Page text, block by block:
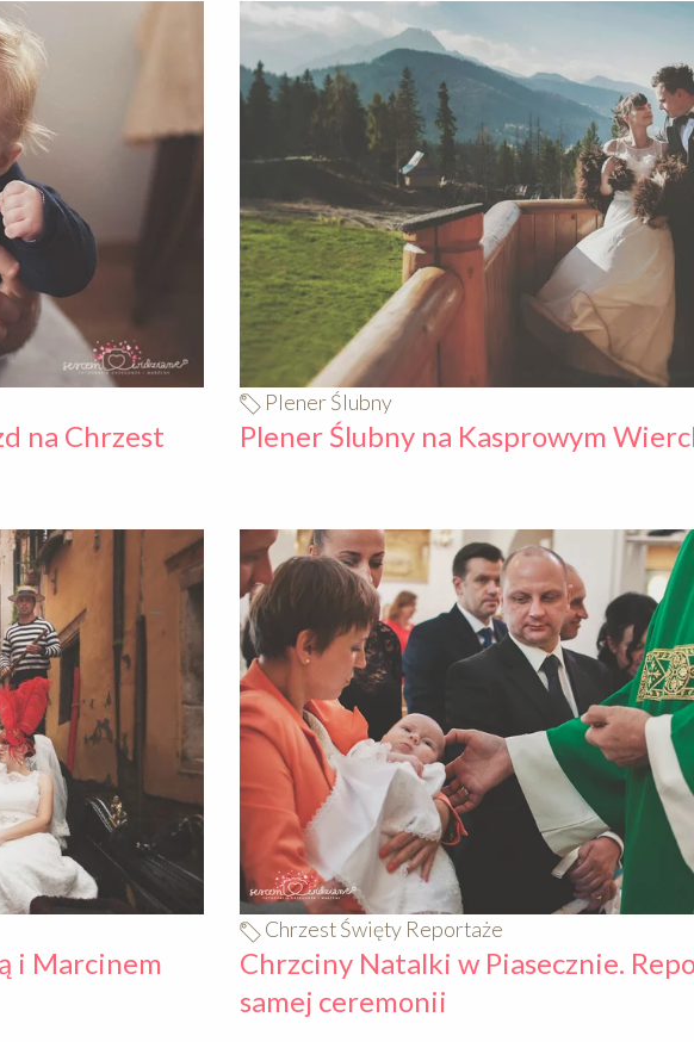
na Chrzest
640
Plener Ślubny
Plener Ślubny na Kasprowym
i Marcinem
640
Chrzest Święty Reportaże
Chrzciny Natalki w Piasecznie.
samej ceremonii